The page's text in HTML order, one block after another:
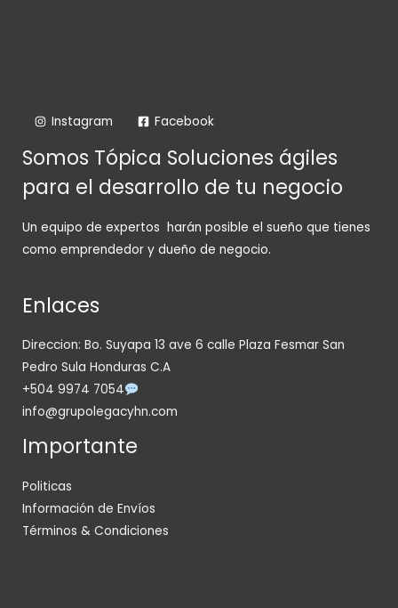
Instagram Facebook
Somos Tópica Soluciones ágiles
para el desarrollo de tu negocio
Un equipo de expertos harán posible el sueño que tienes
como emprendedor y dueño de negocio.
Enlaces
Direccion: Bo. Suyapa 13 ave 6 calle Plaza Fesmar San
Pedro Sula Honduras C.A
+504 9974 7054
info@grupolegacyhn.com
Importante
Politicas
Información de Envíos
Términos & Condiciones